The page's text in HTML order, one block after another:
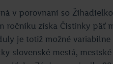
v porovnaní so
ročníku získa Čistinky päť
je totiž možné
slovenské mestá,